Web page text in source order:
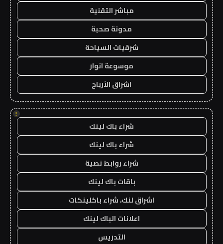
مباشر التقنية
مدونة صحبة
شرقيات السياحة
موسوعة انوار
اشراق الأرباح
!
شراء باك لينك
شراء باك لينك
شراء روابط نصية
باقات باك لينك
اشراق لنك، شراء باكلينكات
اعلانات الباك لينك
التدريس